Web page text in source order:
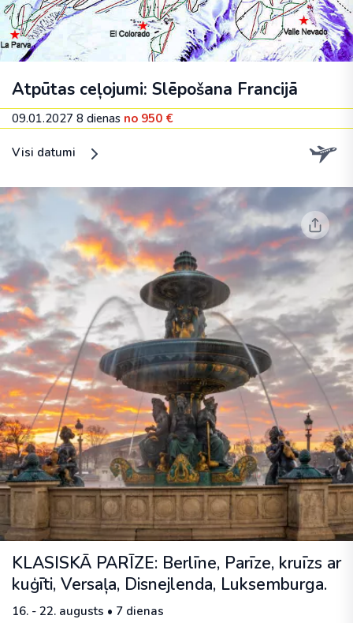
Atpūtas ceļojumi: Slēpošana Francijā
09.01.2027 8 dienas no 950 €
Visi datumi
KLASISKĀ PARĪZE: Berlīne, Parīze, kruīzs ar
kuģīti, Versaļa, Disnejlenda, Luksemburga.
16. - 22. augusts • 7 dienas